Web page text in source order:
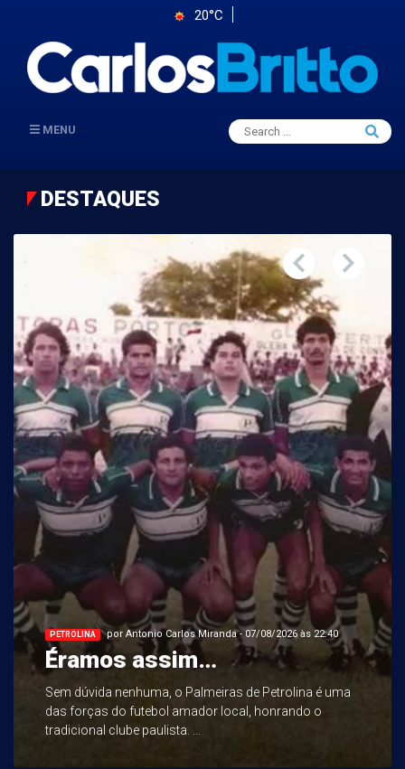
20°C
MENU
Search
for:
Search
DESTAQUES
PETROLINA por Antonio Carlos Miranda - 07/08/2026 às 22:40
Éramos assim…
Sem dúvida nenhuma, o Palmeiras de Petrolina é uma
das forças do futebol amador local, honrando o
tradicional clube paulista. ...